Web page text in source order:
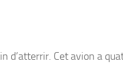
d’atterrir. Cet avion a